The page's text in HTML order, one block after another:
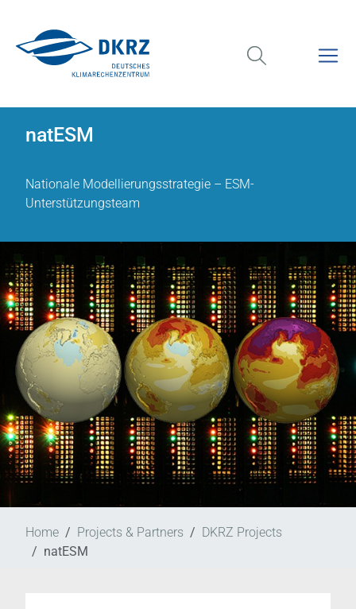
natESM
Nationale Modellierungsstrategie – ESM-
Unterstützungsteam
Home Projects & Partners
DKRZ Projects
natESM